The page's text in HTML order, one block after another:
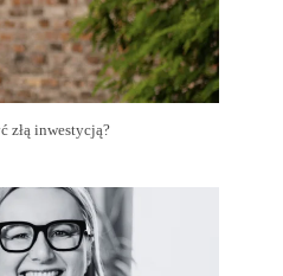
złą inwestycją?